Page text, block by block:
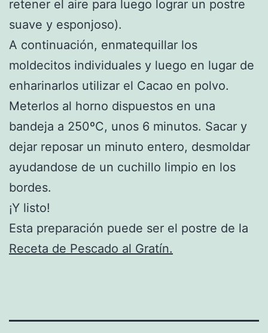
retener el aire para luego lograr un postre
suave y esponjoso).
A continuación, enmatequillar los
moldecitos individuales y luego en lugar de
enharinarlos utilizar el Cacao en polvo.
Meterlos al horno dispuestos en una
bandeja a 250ºC, unos 6 minutos. Sacar y
dejar reposar un minuto entero, desmoldar
ayudandose de un cuchillo limpio en los
bordes.
¡Y listo!
Esta preparación puede ser el postre de la
Receta de Pescado al Gratín.